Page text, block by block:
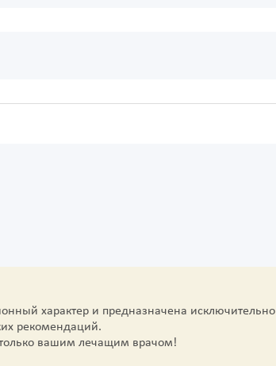
характер и предназначена
рекомендаций.
только вашим лечащим врачом!